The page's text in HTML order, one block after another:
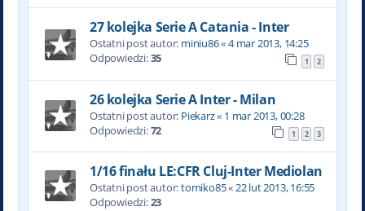
27 kolejka Serie A Catania - Inter
Ostatni post autor: miniu86«4 mar 2013, 14:25
Odpowiedzi:35 1 2
26 kolejka Serie A Inter - Milan
Ostatni post autor: Piekarz« 1 mar 2013, 00:28
Odpowiedzi:72 1 2 3
1/16 finału LE:CFR Cluj-Inter Mediolan
Ostatni post autor:tomiko85«22 lut 2013, 16:55
Odpowiedzi:23